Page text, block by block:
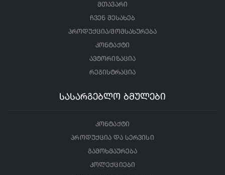
მთავარი
ჩვენ შესახებ
პროდუქცია/მომსახურება
კონტაქტი
ავტორიზაცია
რეგისტრაცია
სასარგებლო ბმულები
კონტაქტი
პროდუქცია და სერვისი
გამოხმაურება
კოლექციები